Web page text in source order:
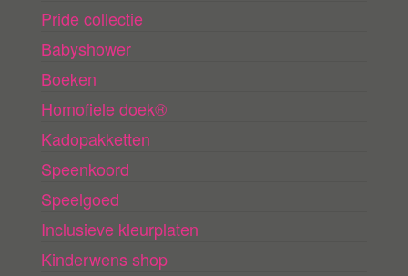
Pride collectie
Babyshower
Boeken
Homofiele doek®
Kadopakketten
Speenkoord
Speelgoed
Inclusieve kleurplaten
Kinderwens shop